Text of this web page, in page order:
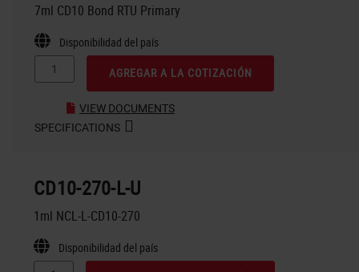
7ml CD10 Bond RTU Primary
Disponibilidad del país
AGREGAR A LA COTIZACIÓN
VIEW DOCUMENTS
SPECIFICATIONS
CD10-270-L-U
1ml NCL-L-CD10-270
Disponibilidad del país